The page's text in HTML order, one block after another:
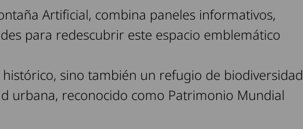
Artificial, combina paneles informativos,
para redescubrir este espacio emblemático
sino también un refugio de biodiversidad
urbana, reconocido como Patrimonio Mundial